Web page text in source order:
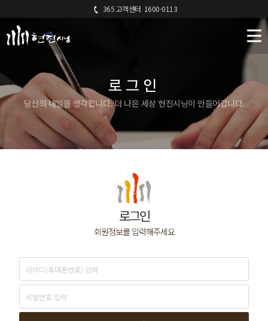
365 고객센터 1600-0113
로그인
당신의 내일을 생각합니다. 더 나은 세상 현진시닝이 만들어갑니다.
로그인
회원정보를 입력해주세요